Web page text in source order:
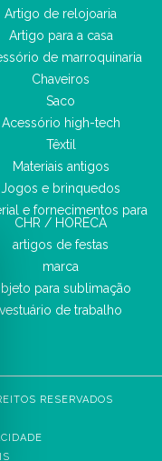
Artigo de relojoaria
Artigo para a casa
de marroquinaria
Chaveiros
Saco
Acessório high-tech
Têxtil
Materiais antigos
Jogos e brinquedos
e fornecimentos para
CHR / HORECA
artigos de festas
marca
para sublimação
vestuário de trabalho
RESERVADOS